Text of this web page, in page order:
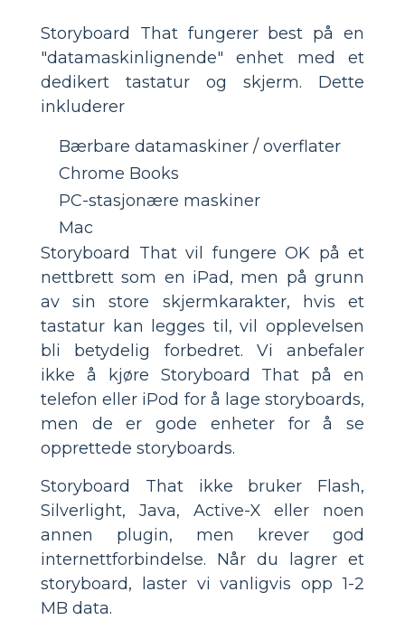
Storyboard That fungerer best på en
"datamaskinlignende" enhet med et
dedikert tastatur og skjerm. Dette
inkluderer
Bærbare datamaskiner / overflater
Chrome Books
PC-stasjonære maskiner
Mac
Storyboard That vil fungere OK på et
nettbrett som en iPad, men på grunn
av sin store skjermkarakter, hvis et
tastatur kan legges til, vil opplevelsen
bli betydelig forbedret. Vi anbefaler
ikke å kjøre Storyboard That på en
telefon eller iPod for å lage storyboards,
men de er gode enheter for å se
opprettede storyboards.
Storyboard That ikke bruker Flash,
Silverlight, Java, Active-X eller noen
annen plugin, men krever god
internettforbindelse. Når du lagrer et
storyboard, laster vi vanligvis opp 1-2
MB data.